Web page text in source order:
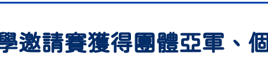
邀請賽獲得團體亞軍、